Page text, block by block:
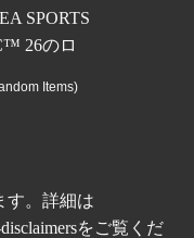
Items)
す。詳細は
をご覧くだ